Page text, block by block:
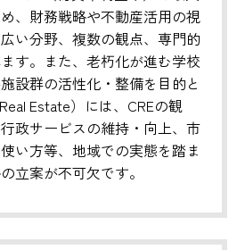
、財務戦略や不動産活用の視
い分野、複数の観点、専門的
す。また、老朽化が進む学校
設群の活性化・整備を目的と
Estate）には、CREの観
政サービスの維持・向上、市
い方等、地域での実態を踏ま
立案が不可欠です。